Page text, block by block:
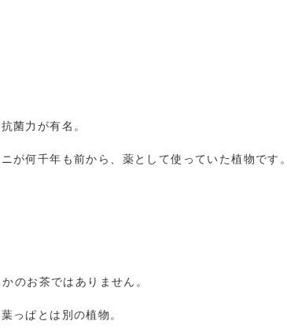
菌力が有名。
が何千年も前から、薬として使っていた植物です。
のお茶ではありません。
っぱとは別の植物。